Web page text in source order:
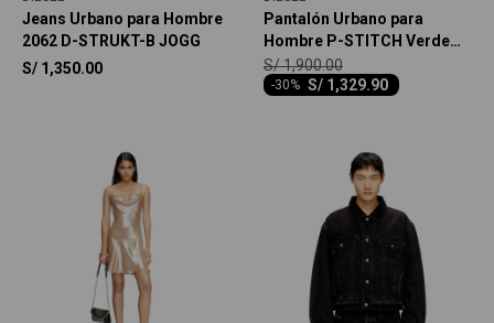
Jeans Urbano para Hombre
2062 D-STRUKT-B JOGG
S/ 1,350.00
Pantalón Urbano para
Hombre P-STITCH Verde
Militar
S/ 1,329.90
-30
S/1,900.00